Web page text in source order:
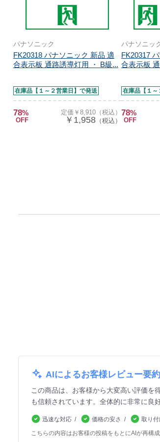
パナソニック
FK20318 パナソニック 新品 適
合表示板 通路誘導灯用 ・ B級...
在庫品【１～２営業日】で発送
78%
OFF
定価￥8,910（税込）
￥1,958（税込）
パナソニッ
FK20317
合表示板
在庫品【１～
78%
OFF
AIによるお客様レビュー要約
この商品は、お客様から大変高い評価を
も信頼されています。全体的に非常に良
迅速な対応 価格の安さ 取り付
こちらの内容はお客様の投稿をもとにAIが再構